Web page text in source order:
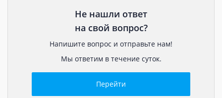
Не нашли ответ
на свой вопрос?
Напишите вопрос и отправьте нам!
Мы ответим в течение суток.
Перейти